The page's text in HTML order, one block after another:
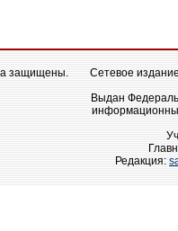
защищены.
Сетевое
Выдан
Редакция: